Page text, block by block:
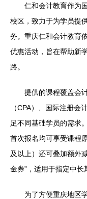
仁和会计教育作为
校区，致力于为学员提
务。重庆仁和会计教育
优惠活动，旨在帮助新
路。
提供的课程覆盖会
（CPA）、国际注册会
足不同基础学员的需求
首次报名均可享受课程
及以上）还可叠加额外
金券”，适用于指定中长
为了方便重庆地区